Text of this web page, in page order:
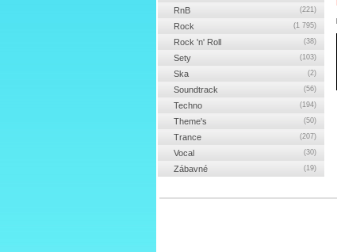
RnB (221)
Rock (1 795)
Rock 'n' Roll (38)
Sety (103)
Ska (2)
Soundtrack (56)
Techno (194)
Theme's (50)
Trance (207)
Vocal (30)
Zábavné (19)